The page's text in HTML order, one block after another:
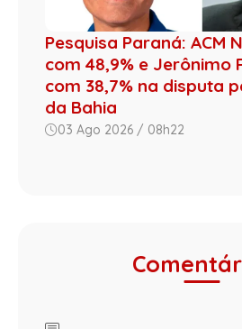
Pesquisa Paraná: ACM
com 48,9% e Jerônimo
com 38,7% na disputa
da Bahia
03 Ago 2026 / 08h22